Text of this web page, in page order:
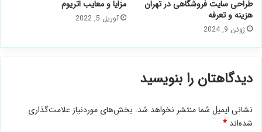
طراحی سایت فروشگاهی در تهران ️
هزینه و تعرفه
ژوئن 9, 2024
مزایا و معایب اتریوم
آوریل 5, 2022
دیدگاهتان را بنویسید
نشانی ایمیل شما منتشر نخواهد شد. بخش‌های موردنیاز علامت‌گذاری
شده‌اند *